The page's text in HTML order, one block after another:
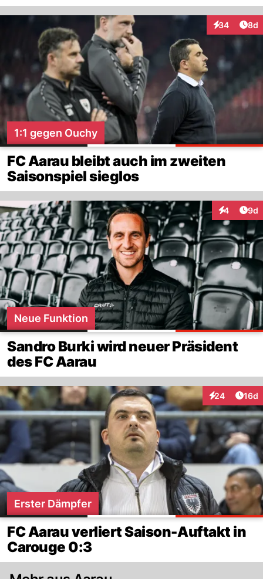
34
Interaktionen
8d
1:1 gegen Ouchy
FC Aarau bleibt auch im zweiten
Saisonspiel sieglos
4 9d
Neue Funktion
Sandro Burki wird neuer Präsident
des FC Aarau
24
Interaktionen
16d
Erster Dämpfer
FC Aarau verliert Saison-Auftakt in
Carouge 0:3